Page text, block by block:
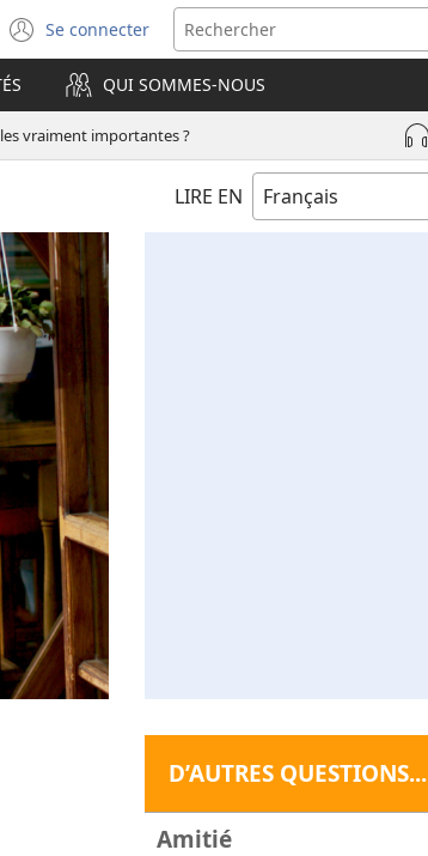
Se connecter
(ouvre
une
nouvelle
fenêtre)
QUI SOMMES-NOUS
vraiment importantes ?
LIRE EN
D’AUTRES QUESTIONS...
Amitié